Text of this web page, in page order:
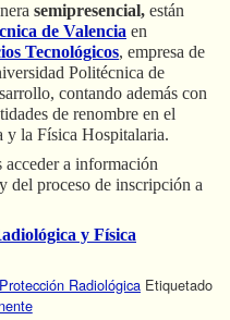
semipresencial, están
de Valencia en
Tecnológicos, empresa de
Politécnica de
contando además con
de renombre en el
y la Física Hospitalaria.
acceder a información
del proceso de inscripción a
y Física
Protección Radiológica Etiquetado